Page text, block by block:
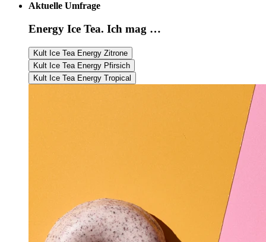
Aktuelle Umfrage
Energy Ice Tea. Ich mag …
Kult Ice Tea Energy Zitrone
Kult Ice Tea Energy Pfirsich
Kult Ice Tea Energy Tropical